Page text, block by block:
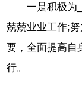
一是积极为
兢兢业业工作;
要，全面提高自
行。